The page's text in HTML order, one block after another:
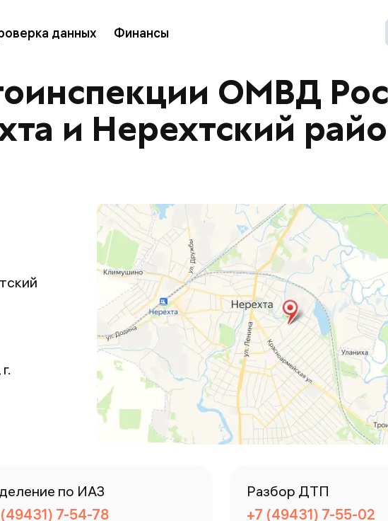
данных Финансы
ОМВД
и Нерехтский
по ИАЗ
7-54-78
Разбор ДТП
+7 (49431) 7-55-02